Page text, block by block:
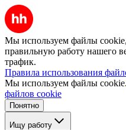
Мы используем файлы
правильную работу нашего
трафик.
Правила использования
Мы используем файлы cookie.
файлов cookie
Понятно
Ищу работу